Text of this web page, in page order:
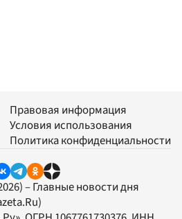
Правовая информация
Условия использования
Политика конфиденциальности
– Главные новости дня